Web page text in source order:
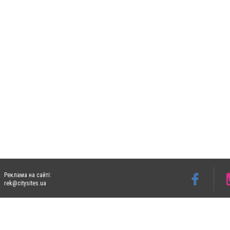
Реклама на сайті:
rek@citysites.ua